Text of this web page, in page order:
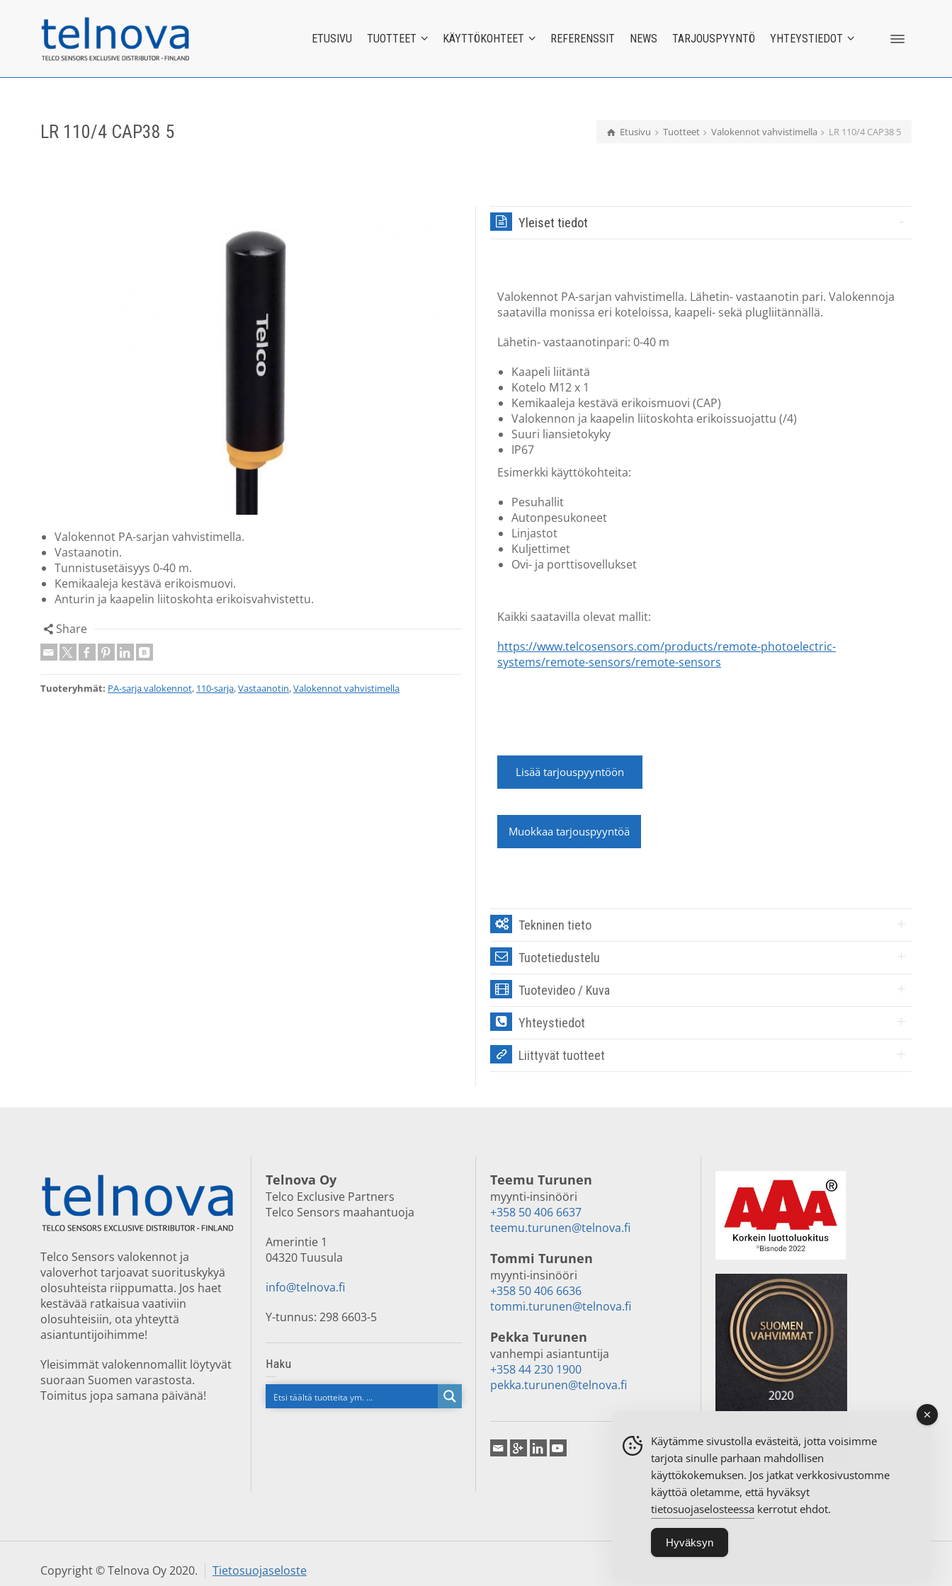
ETUSIVU TUOTTEET KÄYTTÖKOHTEET REFERENSSIT NEWS TARJOUSPYYNTÖ YHTEYSTIEDOT
Etusivu Tuotteet Valokennot vahvistimella LR 110/4 CAP38 5
LR 110/4 CAP38 5
Valokennot PA-sarjan vahvistimella.
Vastaanotin.
Tunnistusetäisyys 0-40 m.
Kemikaaleja kestävä erikoismuovi.
Anturin ja kaapelin liitoskohta erikoisvahvistettu.
Share
Tuoteryhmät: PA-sarja valokennot, 110-sarja,Vastaanotin,Valokennot vahvistimella
Yleiset tiedot
Valokennot PA-sarjan vahvistimella. Lähetin- vastaanotin pari. Valokennoja
saatavilla monissa eri koteloissa, kaapeli- sekä plugliitännällä.
Lähetin- vastaanotinpari: 0-40 m
Kaapeli liitäntä
Kotelo M12 x 1
Kemikaaleja kestävä erikoismuovi (CAP)
Valokennon ja kaapelin liitoskohta erikoissuojattu (/4)
Suuri liansietokyky
IP67
Esimerkki käyttökohteita:
Pesuhallit
Autonpesukoneet
Linjastot
Kuljettimet
Ovi- ja porttisovellukset
Kaikki saatavilla olevat mallit:
https://www.telcosensors.com/products/remote-photoelectric-
systems/remote-sensors/remote-sensors
Lisää tarjouspyyntöön
Muokkaa tarjouspyyntöä
Tekninen tieto
Tuotetiedustelu
Tuotevideo / Kuva
Yhteystiedot
Liittyvät tuotteet
Telco Sensors valokennot ja
valoverhot tarjoavat suorituskykyä
olosuhteista riippumatta. Jos haet
kestävää ratkaisua vaativiin
olosuhteisiin, ota yhteyttä
asiantuntijoihimme!
Yleisimmät valokennomallit löytyvät
suoraan Suomen varastosta.
Toimitus jopa samana päivänä!
Telnova Oy
Telco Exclusive Partners
Telco Sensors maahantuoja
Amerintie 1
04320 Tuusula
info@telnova.fi
Y-tunnus: 298 6603-5
Haku
Teemu Turunen
myynti-insinööri
+358 50 406 6637
teemu.turunen@telnova.fi
Tommi Turunen
myynti-insinööri
+358 50 406 6636
tommi.turunen@telnova.fi
Pekka Turunen
vanhempi asiantuntija
+358 44 230 1900
pekka.turunen@telnova.fi
Copyright © Telnova Oy 2020. Tietosuojaseloste
Käytämme sivustolla evästeitä, jotta voisimme
tarjota sinulle parhaan mahdollisen
käyttökokemuksen. Jos jatkat verkkosivustomme
käyttöä oletamme, että hyväksyt
tietosuojaselosteessa kerrotut ehdot.
Hyväksyn